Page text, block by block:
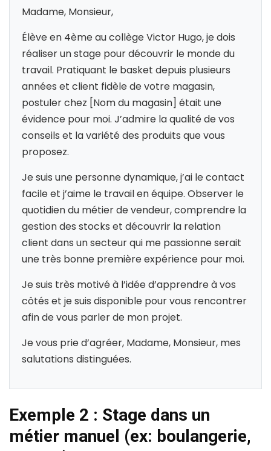
Madame, Monsieur,
Élève en 4ème au collège Victor Hugo, je dois
réaliser un stage pour découvrir le monde du
travail. Pratiquant le basket depuis plusieurs
années et client fidèle de votre magasin,
postuler chez [Nom du magasin] était une
évidence pour moi. J’admire la qualité de vos
conseils et la variété des produits que vous
proposez.
Je suis une personne dynamique, j’ai le contact
facile et j’aime le travail en équipe. Observer le
quotidien du métier de vendeur, comprendre la
gestion des stocks et découvrir la relation
client dans un secteur qui me passionne serait
une très bonne première expérience pour moi.
Je suis très motivé à l’idée d’apprendre à vos
côtés et je suis disponible pour vous rencontrer
afin de vous parler de mon projet.
Je vous prie d’agréer, Madame, Monsieur, mes
salutations distinguées.
Exemple 2 : Stage dans un
métier manuel (ex: boulangerie,